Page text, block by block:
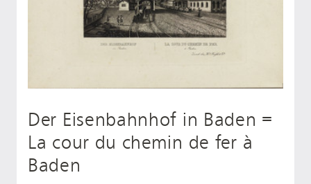
Der Eisenbahnhof in Baden =
La cour du chemin de fer à
Baden